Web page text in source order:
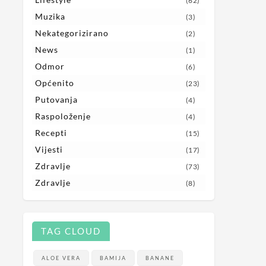
Muzika (3)
Nekategorizirano (2)
News (1)
Odmor (6)
Općenito (23)
Putovanja (4)
Raspoloženje (4)
Recepti (15)
Vijesti (17)
Zdravlje (73)
Zdravlje (8)
TAG CLOUD
ALOE VERA BAMIJA BANANE